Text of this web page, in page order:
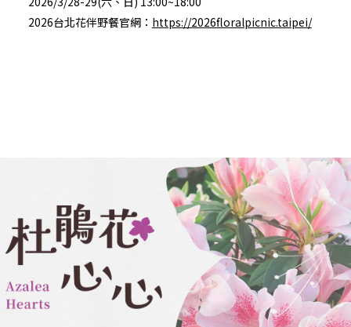
2026台北花伴野餐官網： https://2026floralpicnic.taipei/